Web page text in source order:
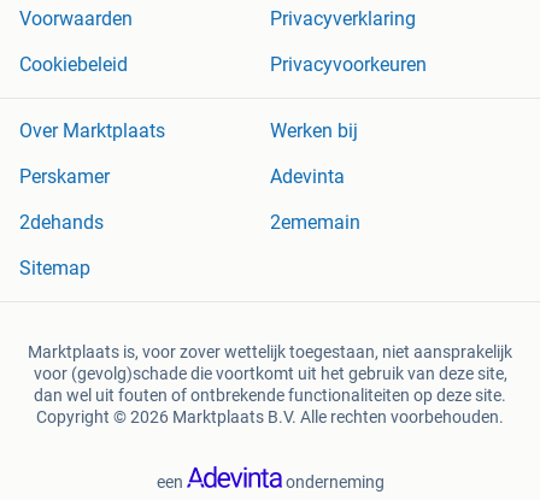
Voorwaarden
Privacyverklaring
Cookiebeleid
Privacyvoorkeuren
Over Marktplaats
Werken bij
Perskamer
Adevinta
2dehands
2ememain
Sitemap
Marktplaats is, voor zover wettelijk toegestaan, niet aansprakelijk
voor (gevolg)schade die voortkomt uit het gebruik van deze site,
dan wel uit fouten of ontbrekende functionaliteiten op deze site.
Copyright © 2026 Marktplaats B.V. Alle rechten voorbehouden.
een onderneming